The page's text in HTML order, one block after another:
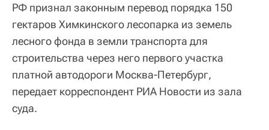
РФ признал законным перевод порядка 150
гектаров Химкинского лесопарка из земель
лесного фонда в земли транспорта для
строительства через него первого участка
платной автодороги Москва-Петербург,
передает корреспондент РИА Новости из зала
суда.